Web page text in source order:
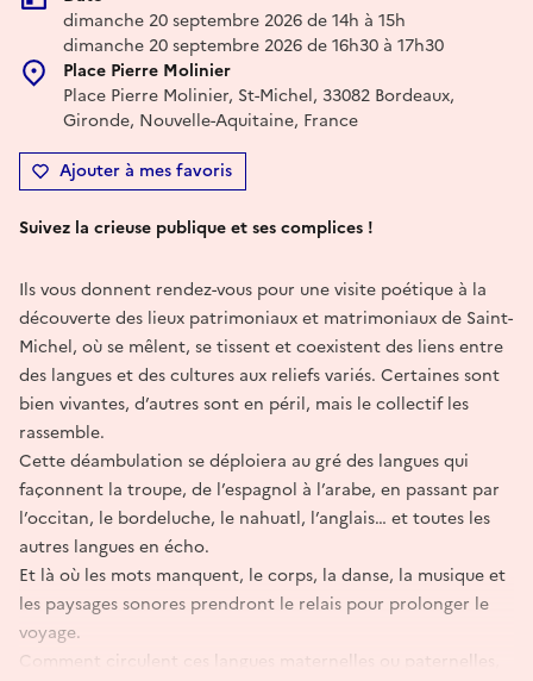
dimanche 20 septembre 2026 de 14h à 15h
dimanche 20 septembre 2026 de 16h30 à 17h30
Place Pierre Molinier
Place Pierre Molinier, St-Michel, 33082 Bordeaux,
Gironde, Nouvelle-Aquitaine, France
Ajouter à mes favoris
Suivez la crieuse publique et ses complices !
Ils vous donnent rendez-vous pour une visite poétique à la
découverte des lieux patrimoniaux et matrimoniaux de Saint-
Michel, où se mêlent, se tissent et coexistent des liens entre
des langues et des cultures aux reliefs variés. Certaines sont
bien vivantes, d’autres sont en péril, mais le collectif les
rassemble.
Cette déambulation se déploiera au gré des langues qui
façonnent la troupe, de l’espagnol à l’arabe, en passant par
l’occitan, le bordeluche, le nahuatl, l’anglais… et toutes les
autres langues en écho.
Et là où les mots manquent, le corps, la danse, la musique et
les paysages sonores prendront le relais pour prolonger le
voyage.
Comment circulent ces langues maternelles ou paternelles,